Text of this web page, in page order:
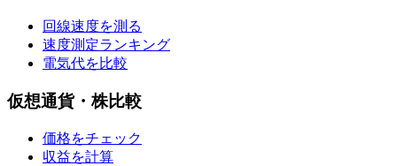
回線速度を測る
速度測定ランキング
電気代を比較
仮想通貨・株比較
価格をチェック
収益を計算